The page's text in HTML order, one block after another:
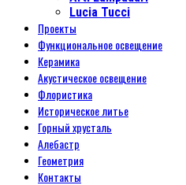
Lucia Tucci
Проекты
Функциональное освещение
Керамика
Акустическое освещение
Флористика
Историческое литье
Горный хрусталь
Алебастр
Геометрия
Контакты